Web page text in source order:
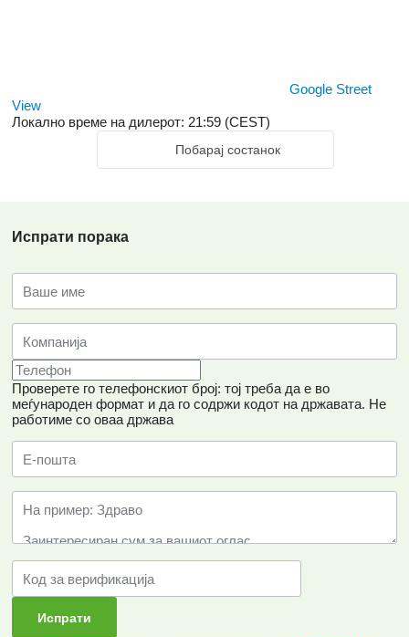
Google Street
View
Локално време на дилерот: 21:59 (CEST)
Побарај состанок
Испрати порака
Проверете го телефонскиот број: тој треба да е во
меѓународен формат и да го содржи кодот на државата. Не
работиме со оваа држава